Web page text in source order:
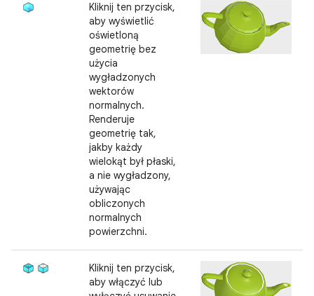
Kliknij ten przycisk,
aby wyświetlić
oświetloną
geometrię bez
użycia
wygładzonych
wektorów
normalnych.
Renderuje
geometrię tak,
jakby każdy
wielokąt był płaski,
a nie wygładzony,
używając
obliczonych
normalnych
powierzchni.
Kliknij ten przycisk,
aby włączyć lub